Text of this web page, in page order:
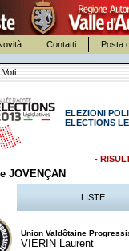
Contatti Posta
Voti
ELEZIONI
ELECTIONS
-
JOVENÇAN
LISTE
Union Valdôtaine
VIERIN Laurent